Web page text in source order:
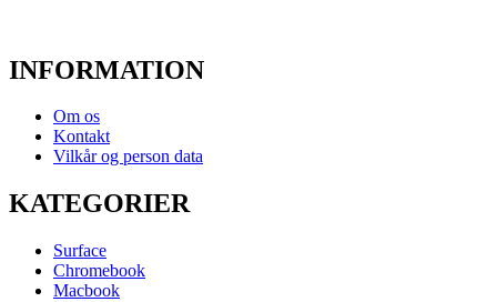
INFORMATION
Om os
Kontakt
Vilkår og person data
KATEGORIER
Surface
Chromebook
Macbook